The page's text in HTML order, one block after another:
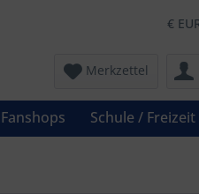
Merkzettel
Fanshops Schule / Freizeit